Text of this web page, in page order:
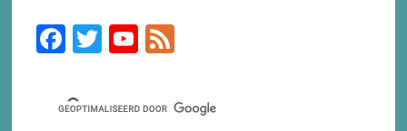
Primary
Sidebar
F
a
c
T
wi
tt
Y
o
u
F
e